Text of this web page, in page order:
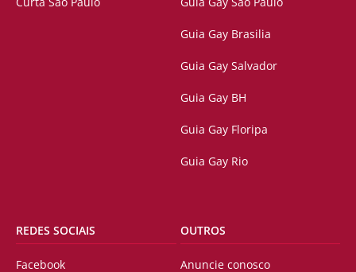
Guia Gay Brasilia
Guia Gay Salvador
Guia Gay BH
Guia Gay Floripa
Guia Gay Rio
REDES SOCIAIS
Facebook
OUTROS
Anuncie conosco